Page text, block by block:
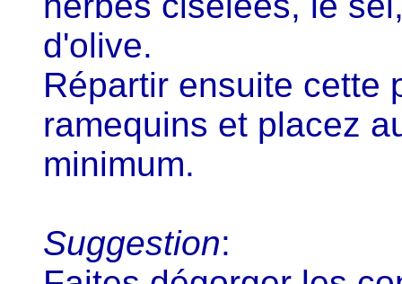
d'olive.
Répartir ensuite cette
ramequins et placez
minimum.
Suggestion: